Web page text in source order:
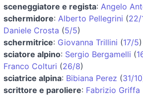
sceneggiatore e regista: Angelo
schermidore: Alberto Pellegrini (22/
Daniele Crosta (5/5)
schermitrice: Giovanna Trillini (17/5)
sciatore alpino: Sergio Bergamelli (
Franco Colturi (26/8)
sciatrice alpina: Bibiana Perez (31/10
scrittore e paroliere: Fabrizio Griffa